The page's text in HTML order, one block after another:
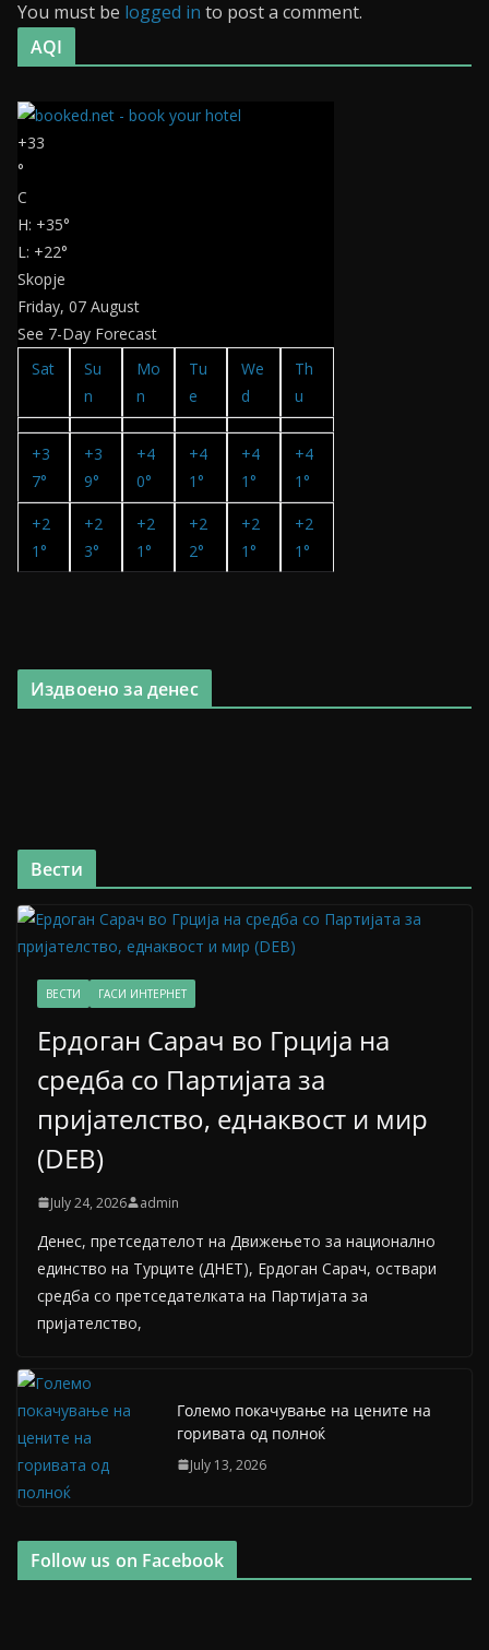
You must be logged in to post a comment.
AQI
+33
°
C
H: +35°
L: +22°
Skopje
Friday, 07 August
See 7-Day Forecast
Sat
Su
n
Mo
n
Tu
e
We
d
Th
u
+3
7°
+3
9°
+4
0°
+4
1°
+4
1°
+4
1°
+2
1°
+2
3°
+2
1°
+2
2°
+2
1°
+2
1°
Издвоено за денес
Вести
ВЕСТИ ГАСИ ИНТЕРНЕТ
Ердоган Сарач во Грција на
средба со Партијата за
пријателство, еднаквост и мир
(DEB)
July 24, 2026 admin
Денес, претседателот на Движењето за национално
единство на Турците (ДНЕТ), Ердоган Сарач, оствари
средба со претседателката на Партијата за
пријателство,
Големо покачување на цените на
горивата од полноќ
July 13, 2026
Follow us on Facebook